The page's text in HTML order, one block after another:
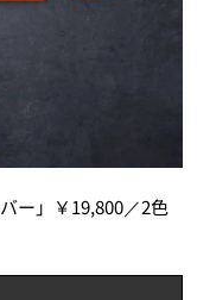
ー」￥19,800／2色